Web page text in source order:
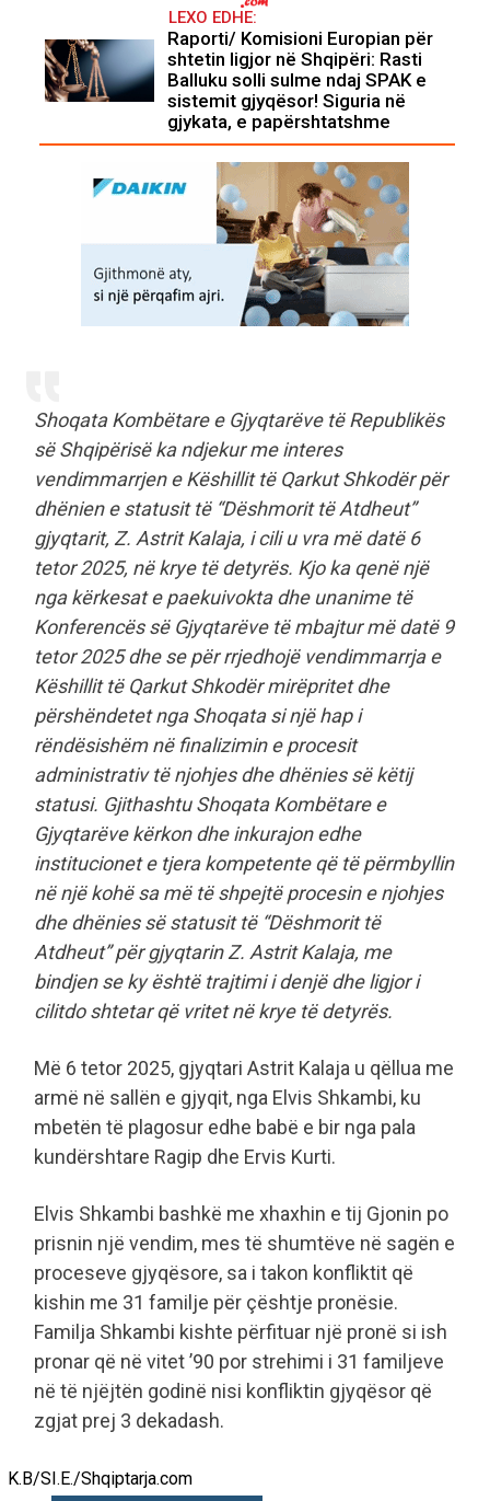
LEXO EDHE:
Raporti/ Komisioni Europian për
shtetin ligjor në Shqipëri: Rasti
Balluku solli sulme ndaj SPAK e
sistemit gjyqësor! Siguria në
gjykata, e papërshtatshme
Shoqata Kombëtare e Gjyqtarëve të Republikës
së Shqipërisë ka ndjekur me interes
vendimmarrjen e Këshillit të Qarkut Shkodër për
dhënien e statusit të “Dëshmorit të Atdheut”
gjyqtarit, Z. Astrit Kalaja, i cili u vra më datë 6
tetor 2025, në krye të detyrës. Kjo ka qenë një
nga kërkesat e paekuivokta dhe unanime të
Konferencës së Gjyqtarëve të mbajtur më datë 9
tetor 2025 dhe se për rrjedhojë vendimmarrja e
Këshillit të Qarkut Shkodër mirëpritet dhe
përshëndetet nga Shoqata si një hap i
rëndësishëm në finalizimin e procesit
administrativ të njohjes dhe dhënies së këtij
statusi. Gjithashtu Shoqata Kombëtare e
Gjyqtarëve kërkon dhe inkurajon edhe
institucionet e tjera kompetente që të përmbyllin
në një kohë sa më të shpejtë procesin e njohjes
dhe dhënies së statusit të “Dëshmorit të
Atdheut” për gjyqtarin Z. Astrit Kalaja, me
bindjen se ky është trajtimi i denjë dhe ligjor i
cilitdo shtetar që vritet në krye të detyrës.
Më 6 tetor 2025, gjyqtari Astrit Kalaja u qëllua me
armë në sallën e gjyqit, nga Elvis Shkambi, ku
mbetën të plagosur edhe babë e bir nga pala
kundërshtare Ragip dhe Ervis Kurti.
Elvis Shkambi bashkë me xhaxhin e tij Gjonin po
prisnin një vendim, mes të shumtëve në sagën e
proceseve gjyqësore, sa i takon konfliktit që
kishin me 31 familje për çështje pronësie.
Familja Shkambi kishte përfituar një pronë si ish
pronar që në vitet ’90 por strehimi i 31 familjeve
në të njëjtën godinë nisi konfliktin gjyqësor që
zgjat prej 3 dekadash.
K.B/SI.E./Shqiptarja.com